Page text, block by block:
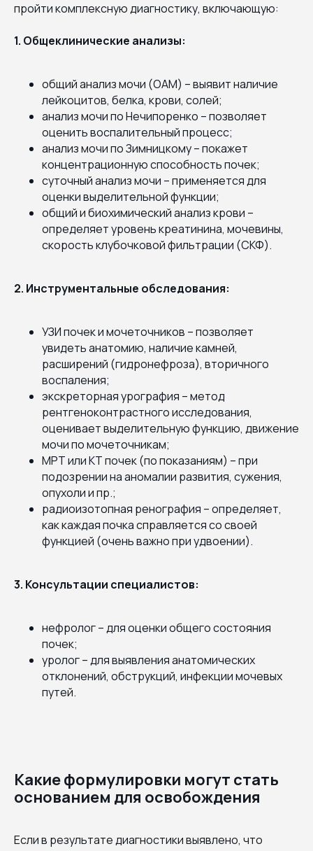
пройти комплексную диагностику, включающую:
1. Общеклинические анализы:
общий анализ мочи (ОАМ) – выявит наличие
лейкоцитов, белка, крови, солей;
анализ мочи по Нечипоренко – позволяет
оценить воспалительный процесс;
анализ мочи по Зимницкому – покажет
концентрационную способность почек;
суточный анализ мочи – применяется для
оценки выделительной функции;
общий и биохимический анализ крови –
определяет уровень креатинина, мочевины,
скорость клубочковой фильтрации (СКФ).
2. Инструментальные обследования:
УЗИ почек и мочеточников – позволяет
увидеть анатомию, наличие камней,
расширений (гидронефроза), вторичного
воспаления;
экскреторная урография – метод
рентгеноконтрастного исследования,
оценивает выделительную функцию, движение
мочи по мочеточникам;
МРТ или КТ почек (по показаниям) – при
подозрении на аномалии развития, сужения,
опухоли и пр.;
радиоизотопная ренография – определяет,
как каждая почка справляется со своей
функцией (очень важно при удвоении).
3. Консультации специалистов:
нефролог – для оценки общего состояния
почек;
уролог – для выявления анатомических
отклонений, обструкций, инфекции мочевых
путей.
Какие формулировки могут стать
основанием для освобождения
Если в результате диагностики выявлено, что